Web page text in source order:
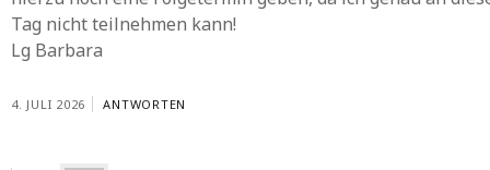
Tag nicht teilnehmen kann!
Lg Barbara
4. JULI 2026 ANTWORTEN